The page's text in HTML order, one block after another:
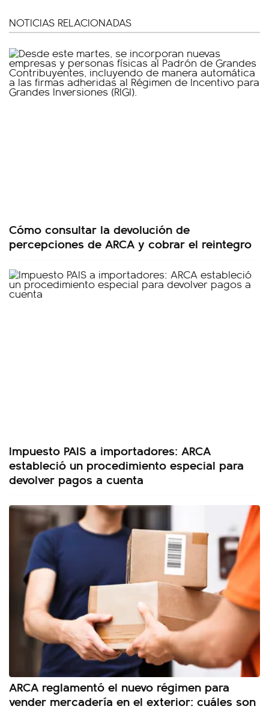
NOTICIAS RELACIONADAS
Cómo consultar la devolución de
percepciones de ARCA y cobrar el reintegro
Impuesto PAIS a importadores: ARCA
estableció un procedimiento especial para
devolver pagos a cuenta
ARCA reglamentó el nuevo régimen para
vender mercadería en el exterior: cuáles son